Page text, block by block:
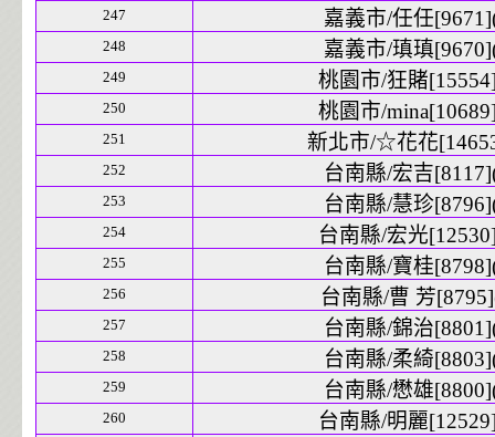
247 嘉義市/任任
248 嘉義市/瑱瑱
249 桃園市/狂賭
250 桃園市/
251 新北市/☆花花
252 台南縣/宏吉
253 台南縣/慧珍
254 台南縣/宏光
255 台南縣/寶桂
256 台南縣/曹 芳
257 台南縣/錦治
258 台南縣/柔綺
259 台南縣/懋雄
260 台南縣/明麗